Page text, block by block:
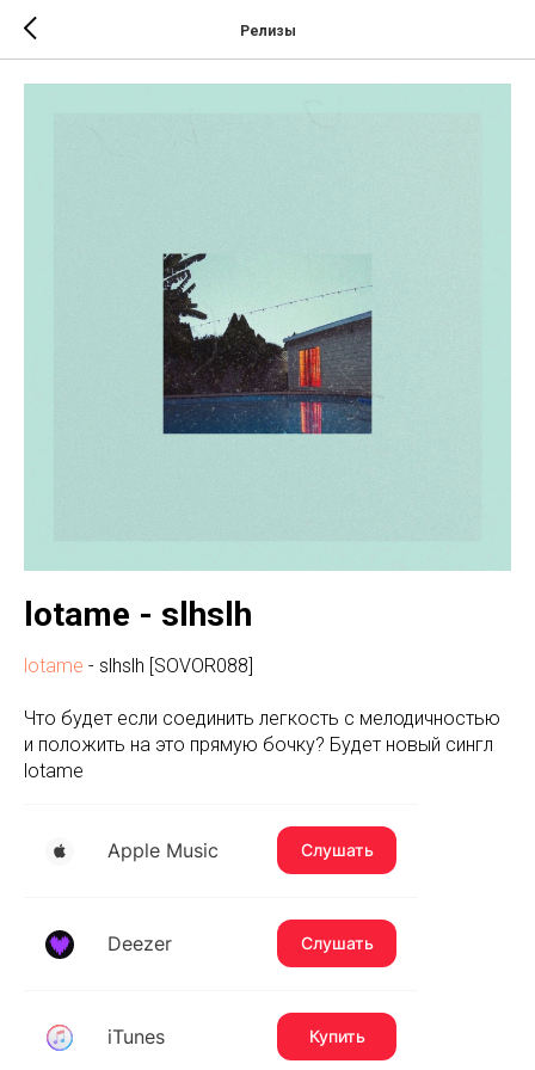
Релизы
lotame - slhslh
lotame - slhslh [SOVOR088]
Что будет если соединить легкость с мелодичностью
и положить на это прямую бочку? Будет новый сингл
lotame